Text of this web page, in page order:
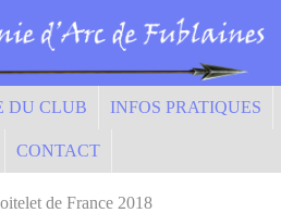
DU CLUB INFOS PRATIQUES
CONTACT
de France 2018